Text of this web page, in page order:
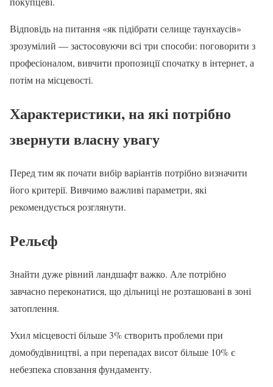
Відповідь на питання «як підібрати селище таунхаусів»
зрозумілий — застосовуючи всі три способи: поговорити з
професіоналом, вивчити пропозиції спочатку в інтернет, а
потім на місцевості.
Характеристики, на які потрібно
звернути власну увагу
Перед тим як почати вибір варіантів потрібно визначити
його критерії. Вивчимо важливі параметри, які
рекомендується розглянути.
Рельєф
Знайти дуже рівний ландшафт важко. Але потрібно
завчасно переконатися, що дільниці не розташовані в зоні
затоплення.
Ухил місцевості більше 3% створить проблеми при
домобудівництві, а при перепадах висот більше 10% є
небезпека сповзання фундаменту.